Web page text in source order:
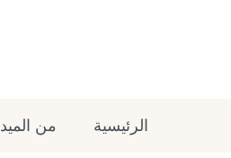
الرئيسية من